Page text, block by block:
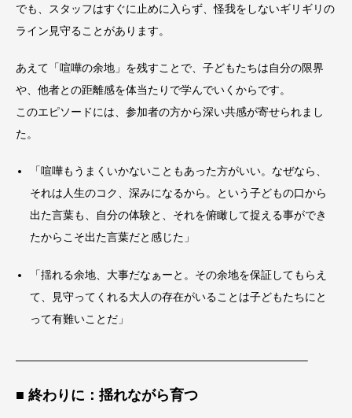
でも、スタッフはすぐに止めに入らず、怪我をしないギリギリの
ライン見守ることがあります。
あえて「喧嘩の余地」を残すことで、子どもたちは自分の限界
や、他者との距離感を体当たりで学んでいくからです。
このエピソードには、参加者の方から深い共感が寄せられまし
た。
「喧嘩もうまくいかないこともあった方がいい。なぜなら、
それは人生のコク、深みになるから。という子どもの口から
出た言葉も、自分の体験と、それを俯瞰して捉える事ができ
たからこそ出た言葉だと感じた」
「揺れる余地、大事だなぁーと。その余地を保証してもらえ
て、見守ってくれる大人の存在がいることは子どもたちにと
って有難いことだ」
——————————————————————————–
■ 終わりに：揺れながら育つ